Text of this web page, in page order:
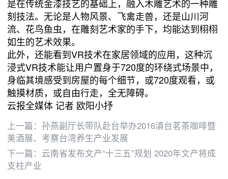
是在传统金漆技艺的基础上，融入木雕艺术的一种雕
刻技法。无论是人物风景、飞禽走兽，还是山川河
流、花鸟鱼虫，在雕刻艺术家的手下，均能达到栩栩
如生的艺术效果。
此外，还能看到VR技术在家居领域的应用，这种沉
浸式VR技术能让用户置身于720度的环绕式场景中，
身临其境感受到房屋的每个细节，或720度观看，或
触摸材质，或自由行走，全无障碍。
云报全媒体 记者 欧阳小抒
上一篇： 孙燕副厅长带队赴台举办2016滇台茗茶咖啡暨
美酒展、考察台湾养生产业发展
下一篇： 云南省发布文产“十三五”规划 2020年文产将成
支柱产业